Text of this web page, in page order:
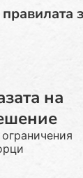
на